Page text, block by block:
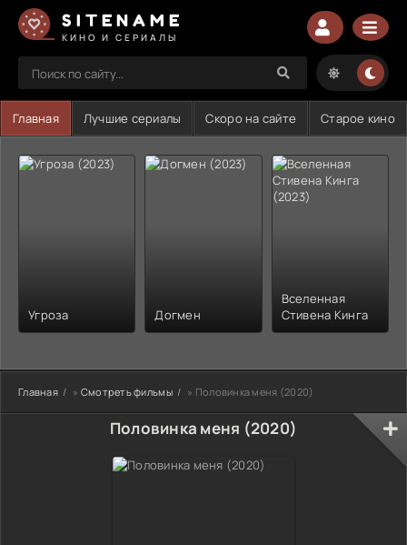
SITENAME
КИНО И СЕРИАЛЫ
Главная Лучшие сериалы Скоро на сайте Старое кино
Угроза Догмен
Вселенная
Стивена Кинга
Главная » Смотреть фильмы » Половинка меня (2020)
Половинка меня (2020)